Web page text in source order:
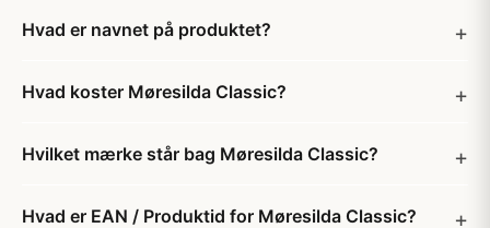
Hvad er navnet på produktet?
Hvad koster Møresilda Classic?
Hvilket mærke står bag Møresilda Classic?
Hvad er EAN / Produktid for Møresilda Classic?